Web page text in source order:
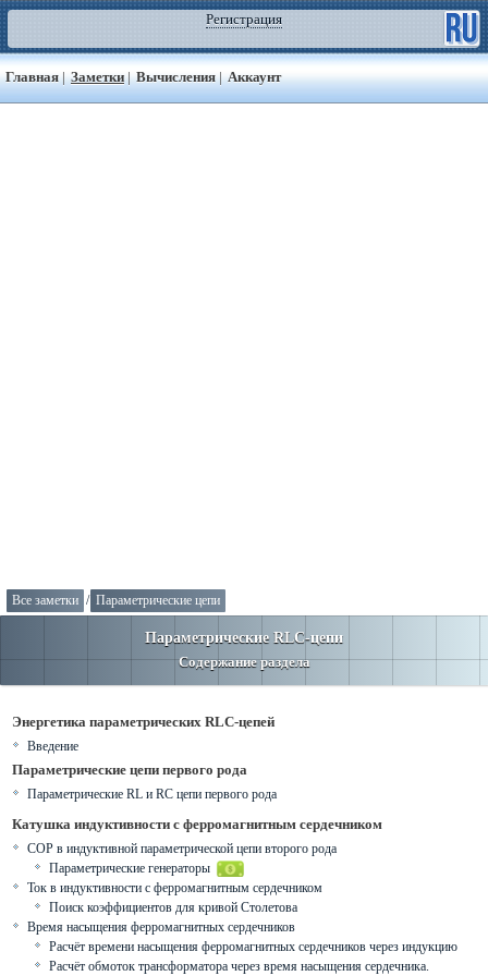
Регистрация
Главная | Заметки | Вычисления | Аккаунт
Все заметки / Параметрические цепи
Параметрические RLC-цепи
Содержание раздела
Энергетика параметрических RLC-цепей
Введение
Параметрические цепи первого рода
Параметрические RL и RC цепи первого рода
Катушка индуктивности с ферромагнитным сердечником
COP в индуктивной параметрической цепи второго рода
Параметрические генераторы
Ток в индуктивности с ферромагнитным сердечником
Поиск коэффициентов для кривой Столетова
Время насыщения ферромагнитных сердечников
Расчёт времени насыщения ферромагнитных сердечников через индукцию
Расчёт обмоток трансформатора через время насыщения сердечника.